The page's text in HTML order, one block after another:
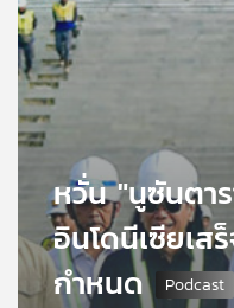
เกี่ยว
กับ
เรา
เครือ
ข่าย
วิทยุ
ไทย
หวั่น "นูซันตา
อินโดนีเซียเส
กำหนด